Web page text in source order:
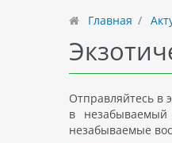
Главная
Отправляйтесь в
в
незабываемые